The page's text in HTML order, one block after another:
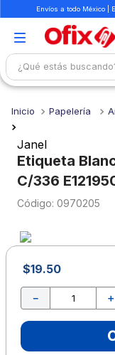
Envíos a todo México |
¿Qué estás
Papelería
Janel
Etiqueta
C/336
: 0970205
$19.50
＋
－
1.
mochilas
2.
libretas
3.
cuaderno
6.
7.
escritorio
8.
sacapuntas
10